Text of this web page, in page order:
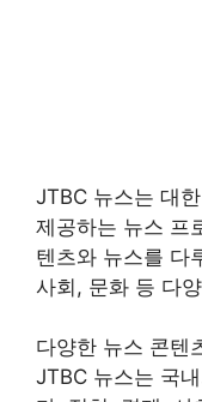
JTBC 뉴스는 대
제공하는 뉴스 프
텐츠와 뉴스를 다
사회, 문화 등 다
다양한 뉴스 콘텐
JTBC 뉴스는 국